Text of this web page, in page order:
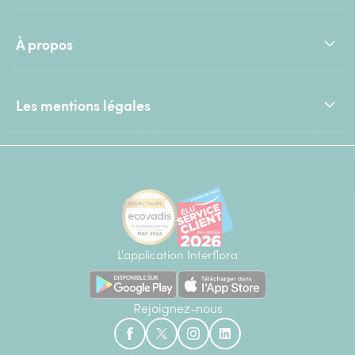
À propos
Les mentions légales
L'application Interflora
Rejoignez-nous